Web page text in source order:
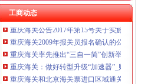
工商动态
重庆海关切换通关一体化模式渝企可在全国
重庆海关公告2017年第15号关于实施优惠原
重庆海关2009年报关员报名确认的公告-报关
重庆海关率先推出“三自一简”创新举措助力
重庆海关：做好转型升级“加速器”_财经_腾讯
重庆海关和北京海关票进口区域通关货物运
奇帆出席重庆海关关长任职仪式_国内_新民网